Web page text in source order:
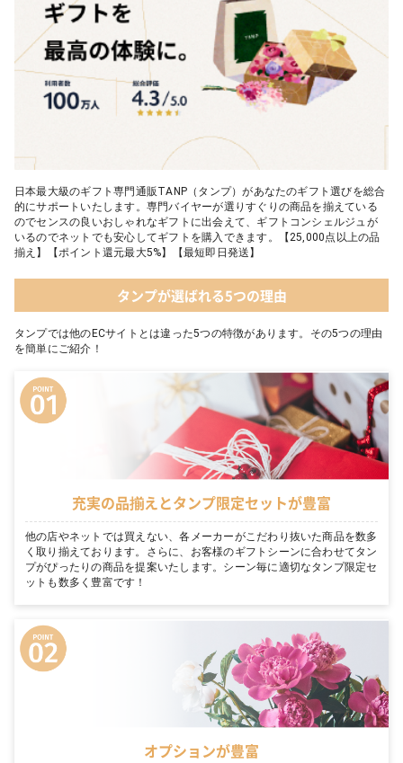
05 葉山のショコラ・カロ＜4個入＞
日本最大級のギフト専門通販TANP（タンプ）があなたのギフト選びを総合
的にサポートいたします。専門バイヤーが選りすぐりの商品を揃えている
のでセンスの良いおしゃれなギフトに出会えて、ギフトコンシェルジュが
いるのでネットでも安心してギフトを購入できます。【25,000点以上の品
揃え】【ポイント還元最大5%】【最短即日発送】
タンプが選ばれる5つの理由
タンプでは他のECサイトとは違った5つの特徴があります。その5つの理由
を簡単にご紹介！
充実の品揃えとタンプ限定セットが豊富
他の店やネットでは買えない、各メーカーがこだわり抜いた商品を数多
く取り揃えております。さらに、お客様のギフトシーンに合わせてタン
プがぴったりの商品を提案いたします。シーン毎に適切なタンプ限定セ
ットも数多く豊富です！
オプションが豊富